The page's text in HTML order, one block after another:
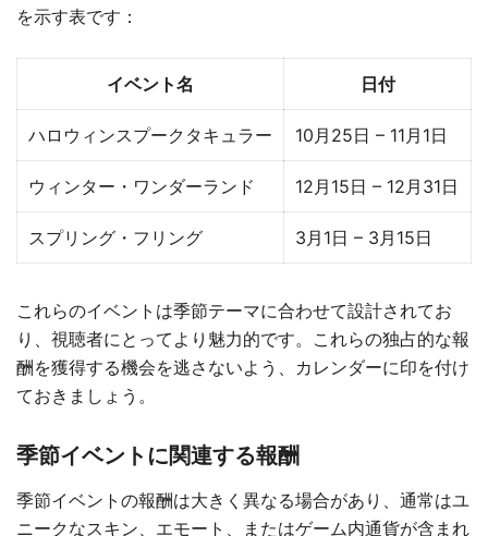
を示す表です：
イベント名 日付
ハロウィンスプークタキュラー 10月25日 – 11月1日
ウィンター・ワンダーランド 12月15日 – 12月31日
スプリング・フリング 3月1日 – 3月15日
これらのイベントは季節テーマに合わせて設計されてお
り、視聴者にとってより魅力的です。これらの独占的な報
酬を獲得する機会を逃さないよう、カレンダーに印を付け
ておきましょう。
季節イベントに関連する報酬
季節イベントの報酬は大きく異なる場合があり、通常はユ
ニークなスキン、エモート、またはゲーム内通貨が含まれ